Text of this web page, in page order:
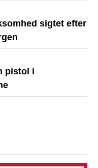
sigtet efter
pistol i